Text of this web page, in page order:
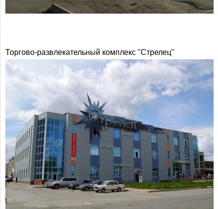
Торгово-развлекательный комплекс "Стрелец"